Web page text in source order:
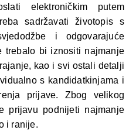
elektroničkim putem
sadržavati životopis s
i odgovarajuće
trebalo bi iznositi najmanje
kao i svi ostali detalji
s kandidatkinjama i
prijave. Zbog velikog
prijavu podnijeti najmanje
i ranije.